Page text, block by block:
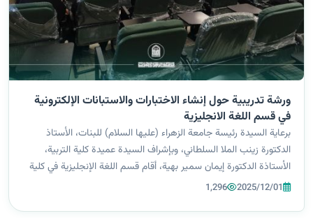
ورشة تدريبية حول إنشاء الاختبارات والاستبانات الإلكترونية
في قسم اللغة الانجليزية
برعاية السيدة رئيسة جامعة الزهراء (عليها السلام) للبنات، الأستاذ
الدكتورة زينب الملا السلطاني، وبإشراف السيدة عميدة كلية التربية،
الأستاذة الدكتورة إيمان سمير بهية، أقام قسم اللغة الإنجليزية في كلية
التربية بالتعاون مع شعبة التأهيل والتوظيف والمتابعة ومركز الت...
2025/12/01
1,296